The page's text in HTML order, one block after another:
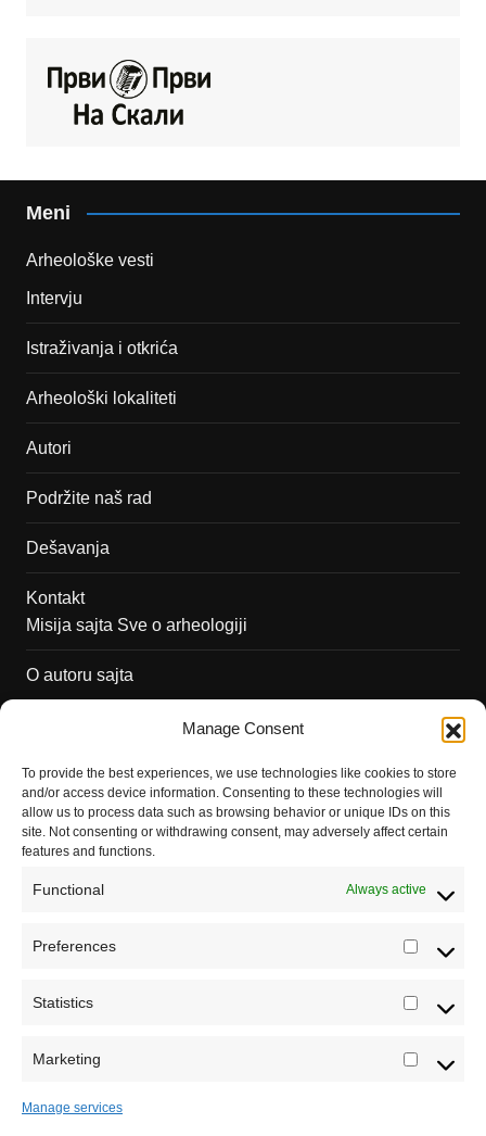
Manage Consent
To provide the best experiences, we use technologies like cookies to store
and/or access device information. Consenting to these technologies will
allow us to process data such as browsing behavior or unique IDs on this
site. Not consenting or withdrawing consent, may adversely affect certain
features and functions.
Functional Always active
Preferences
Statistics
Marketing
Manage services
srede u 12h saznajte najnovije vesti iz sveta
Meni
Arheološke vesti
Intervju
Istraživanja i otkrića
Arheološki lokaliteti
Autori
Podržite naš rad
Dešavanja
Kontakt
Misija sajta Sve o arheologiji
O autoru sajta
Saradnja